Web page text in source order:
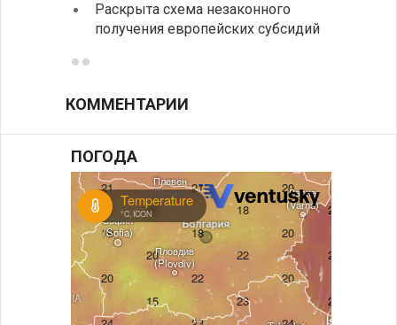
Раскрыта схема незаконного
получения европейских субсидий
КОММЕНТАРИИ
ПОГОДА